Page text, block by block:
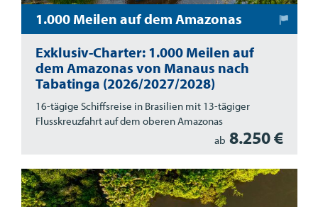
1.000 Meilen auf dem Amazonas
Exklusiv-Charter: 1.000 Meilen auf
dem Amazonas von Manaus nach
Tabatinga (2026/2027/2028)
16-tägige Schiffsreise in Brasilien mit 13-tägiger
Flusskreuzfahrt auf dem oberen Amazonas
ab 8.250 €